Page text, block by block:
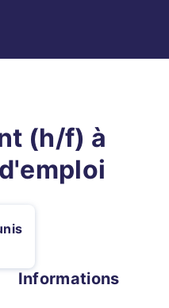
(h/f) à
Informations